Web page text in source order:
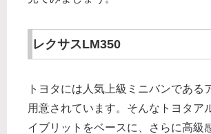
レクサスLM350
トヨタには人気上級ミニバンである
用意されています。そんなトヨタア
イブリットをベースに、さらに高級